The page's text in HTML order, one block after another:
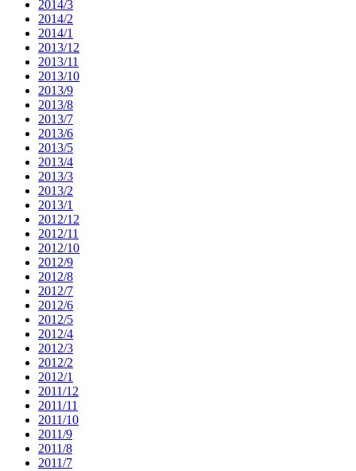
2014/3
2014/2
2014/1
2013/12
2013/11
2013/10
2013/9
2013/8
2013/7
2013/6
2013/5
2013/4
2013/3
2013/2
2013/1
2012/12
2012/11
2012/10
2012/9
2012/8
2012/7
2012/6
2012/5
2012/4
2012/3
2012/2
2012/1
2011/12
2011/11
2011/10
2011/9
2011/8
2011/7